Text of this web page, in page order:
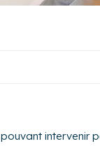
intervenir